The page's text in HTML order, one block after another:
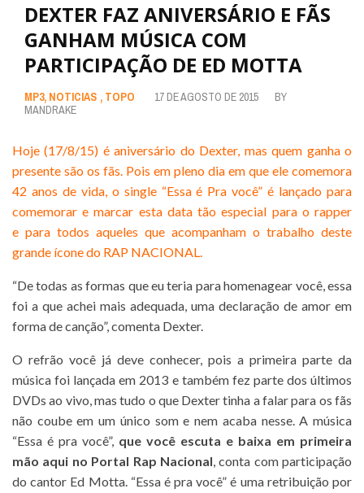
DEXTER FAZ ANIVERSÁRIO E FÃS
GANHAM MÚSICA COM
PARTICIPAÇÃO DE ED MOTTA
MP3, NOTICIAS , TOPO 17 DE AGOSTO DE 2015
BY
MANDRAKE
Hoje (17/8/15) é aniversário do Dexter, mas quem ganha o
presente são os fãs. Pois em pleno dia em que ele comemora
42 anos de vida, o single “Essa é Pra você” é lançado para
comemorar e marcar esta data tão especial para o rapper
e para todos aqueles que acompanham o trabalho deste
grande ícone do RAP NACIONAL.
“De todas as formas que eu teria para homenagear você, essa
foi a que achei mais adequada, uma declaração de amor em
forma de canção”, comenta Dexter.
O refrão você já deve conhecer, pois a primeira parte da
música foi lançada em 2013 e também fez parte dos últimos
DVDs ao vivo, mas tudo o que Dexter tinha a falar para os fãs
não coube em um único som e nem acaba nesse. A música
“Essa é pra você”, que você escuta e baixa em primeira
mão aqui no Portal Rap Nacional, conta com participação
do cantor Ed Motta. “Essa é pra você” é uma retribuição por